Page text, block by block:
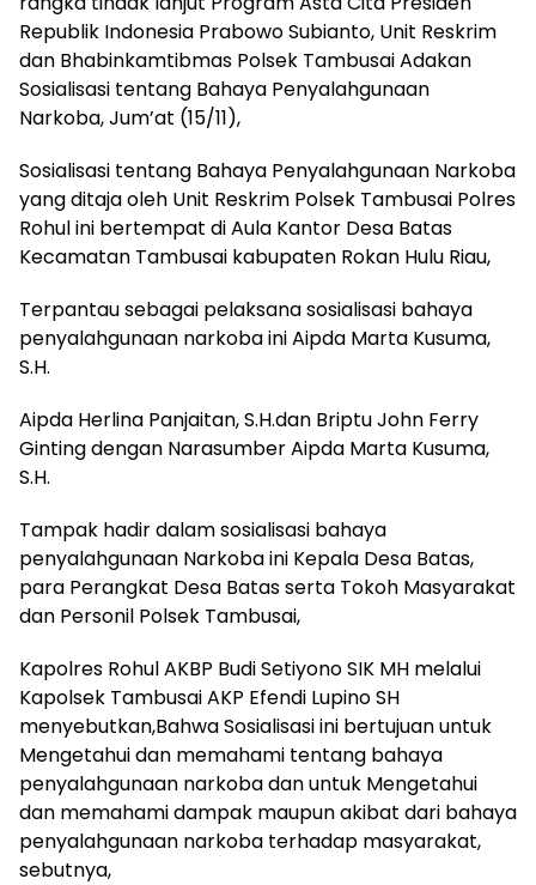
Republik Indonesia Prabowo Subianto, Unit Reskrim
dan Bhabinkamtibmas Polsek Tambusai Adakan
Sosialisasi tentang Bahaya Penyalahgunaan
Narkoba, Jum’at (15/11),
Sosialisasi tentang Bahaya Penyalahgunaan Narkoba
yang ditaja oleh Unit Reskrim Polsek Tambusai Polres
Rohul ini bertempat di Aula Kantor Desa Batas
Kecamatan Tambusai kabupaten Rokan Hulu Riau,
Terpantau sebagai pelaksana sosialisasi bahaya
penyalahgunaan narkoba ini Aipda Marta Kusuma,
S.H.
Aipda Herlina Panjaitan, S.H.dan Briptu John Ferry
Ginting dengan Narasumber Aipda Marta Kusuma,
S.H.
Tampak hadir dalam sosialisasi bahaya
penyalahgunaan Narkoba ini Kepala Desa Batas,
para Perangkat Desa Batas serta Tokoh Masyarakat
dan Personil Polsek Tambusai,
Kapolres Rohul AKBP Budi Setiyono SIK MH melalui
Kapolsek Tambusai AKP Efendi Lupino SH
menyebutkan,Bahwa Sosialisasi ini bertujuan untuk
Mengetahui dan memahami tentang bahaya
penyalahgunaan narkoba dan untuk Mengetahui
dan memahami dampak maupun akibat dari bahaya
penyalahgunaan narkoba terhadap masyarakat,
sebutnya,